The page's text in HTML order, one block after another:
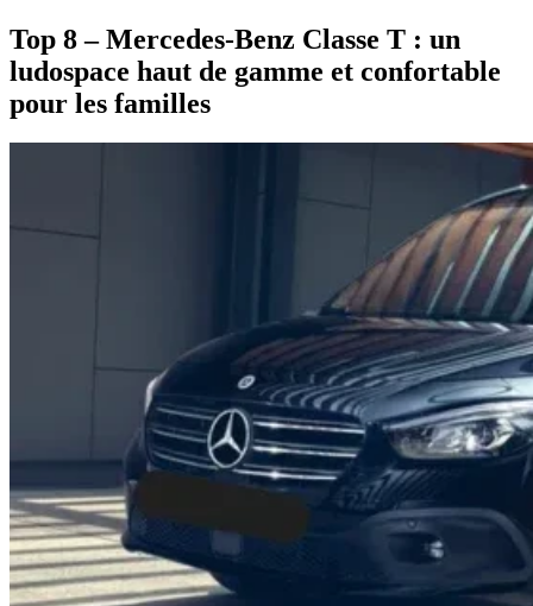
Top 8 – Mercedes-Benz Classe T : un
ludospace haut de gamme et confortable
pour les familles